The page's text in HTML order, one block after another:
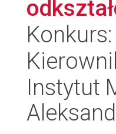
Konkurs:
Instytut